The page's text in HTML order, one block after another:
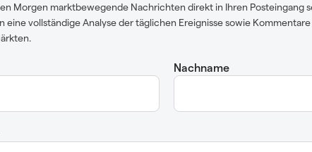
Morgen marktbewegende Nachrichten direkt in Ihren Posteingang
eine vollständige Analyse der täglichen Ereignisse sowie
Nachname